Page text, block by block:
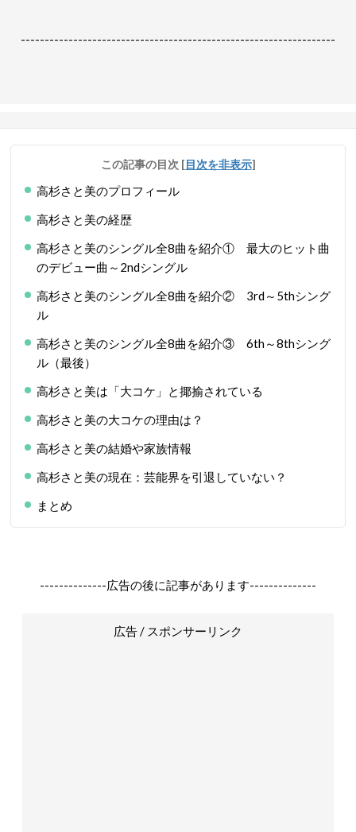
------------------------------------------------------------------
この記事の目次 [目次を非表示]
高杉さと美のプロフィール
高杉さと美の経歴
高杉さと美のシングル全8曲を紹介① 最大のヒット曲
のデビュー曲～2ndシングル
高杉さと美のシングル全8曲を紹介② 3rd～5thシング
ル
高杉さと美のシングル全8曲を紹介③ 6th～8thシング
ル（最後）
高杉さと美は「大コケ」と揶揄されている
高杉さと美の大コケの理由は？
高杉さと美の結婚や家族情報
高杉さと美の現在：芸能界を引退していない？
まとめ
--------------広告の後に記事があります--------------
広告 / スポンサーリンク